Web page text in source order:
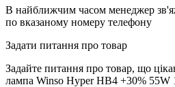
В найближчим часом менеджер
по вказаному номеру телефону
Задати питання про товар
Задайте питання про товар, що
лампа Winso Hyper HB4 +30% 55W